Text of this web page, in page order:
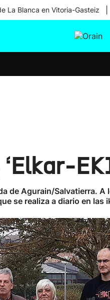
La Blanca en Vitoria-Gasteiz
de Agurain/Salvatierra.
se realiza a diario en las